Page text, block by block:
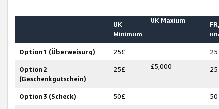
UK
Minimum
UK Maxium
Option 1 (Überweisung) 25£ 25
Option 2
(Geschenkgutschein)
25£ £5,000 25
Option 3 (Scheck) 50£ 50